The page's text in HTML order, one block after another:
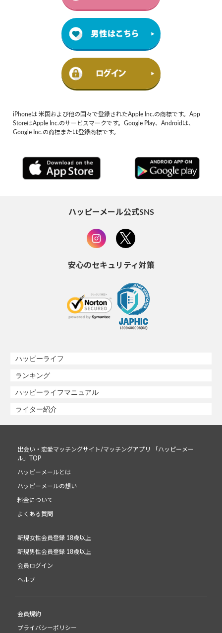
iPhoneは 米国および他の国々で登録されたApple Inc.の商標です。App
StoreはApple Inc.のサービスマークです。Google Play、Androidは、
Google Inc.の商標または登録商標です。
ハッピーメール公式SNS
安心のセキュリティ対策
ハッピーライフ
ランキング
ハッピーライフマニュアル
ライター紹介
出会い・恋愛マッチングサイト/マッチングアプリ 「ハッピーメー
ル」TOP
ハッピーメールとは
ハッピーメールの想い
料金について
よくある質問
新規女性会員登録 18歳以上
新規男性会員登録 18歳以上
会員ログイン
ヘルプ
会員規約
プライバシーポリシー